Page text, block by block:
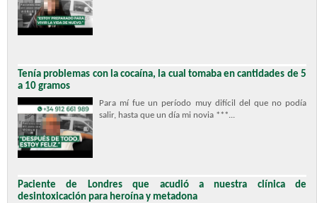
Tenía problemas con la cocaína, la cual tomaba en cantidades de 5
a 10 gramos
Para mí fue un período muy difícil del que no podía
salir, hasta que un día mi novia ***...
Paciente de Londres que acudió a nuestra clínica de
desintoxicación para heroína y metadona